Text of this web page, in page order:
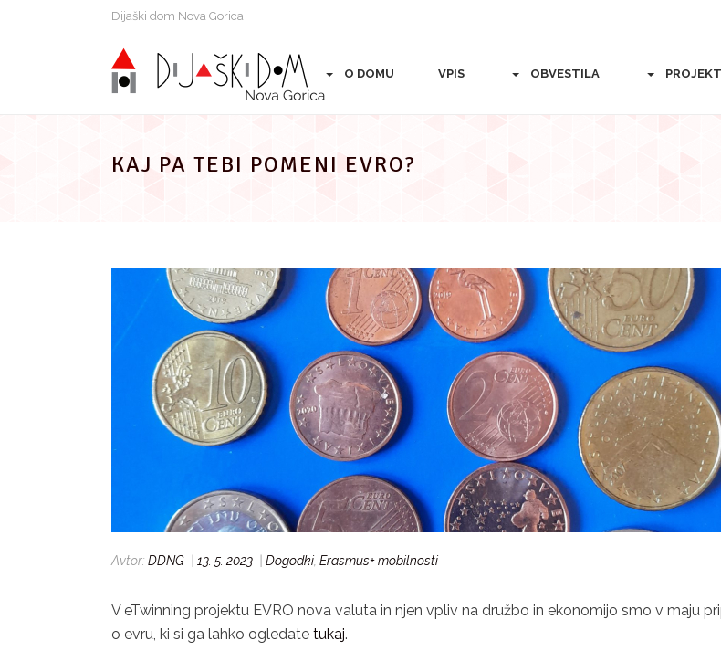
Dijaški dom Nova Gorica
O DOMU VPIS OBVESTILA
KAJ PA TEBI POMENI EVRO?
Avtor: DDNG 13. 5. 2023 Dogodki, Erasmus+ mobilnosti
V eTwinning projektu EVRO nova valuta in njen vpliv na družbo in ekonomijo smo v maju
o evru, ki si ga lahko ogledate tukaj.